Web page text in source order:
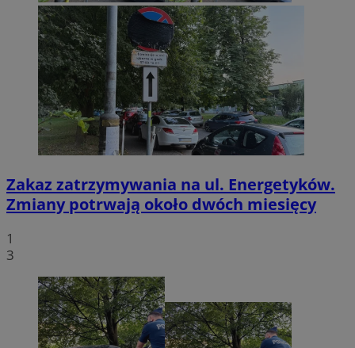
Zakaz zatrzymywania na ul. Energetyków.
Zmiany potrwają około dwóch miesięcy
1
3